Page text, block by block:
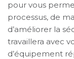
pour vous
processus, de
d’améliorer la
travaillera avec
d’équipement